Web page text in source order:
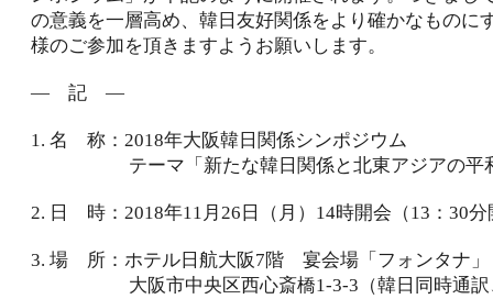
の意義を一層高め、韓日友好関係をより確かなものに
様のご参加を頂きますようお願いします。
― 記 ―
1. 名 称：2018年大阪韓日関係シンポジウム
テーマ「新たな韓日関係と北東アジアの平
2. 日 時：2018年11月26日（月）14時開会（13：30分
3. 場 所：ホテル日航大阪7階 宴会場「フォンタナ」
大阪市中央区西心斎橋1-3-3（韓日同時通訳、